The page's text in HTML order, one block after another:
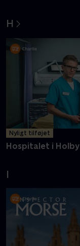
H
Nyligt tilføjet
Hospitalet i Holby
I